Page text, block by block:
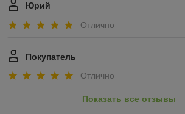
Юрий
Отлично
Покупатель
Отлично
Показать все отзывы